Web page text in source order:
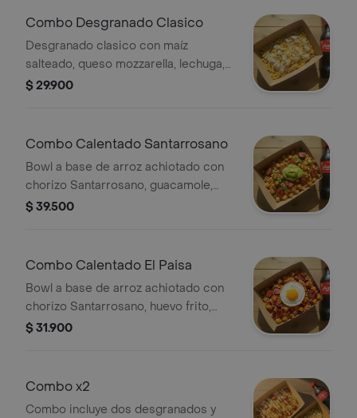
Combo Desgranado Clasico
Desgranado clasico con maíz
salteado, queso mozzarella, lechuga,
alioli y papa ripio y bebida a elección.
$ 29.900
Combo Calentado Santarrosano
Bowl a base de arroz achiotado con
chorizo Santarrosano, guacamole,
papa, madurito y un toque de cilantro
$ 39.500
Combo Calentado El Paisa
Bowl a base de arroz achiotado con
chorizo Santarrosano, huevo frito,
fríjol paisa, papa, madurito, y salsa
$ 31.900
Combo x2
Combo incluye dos desgranados y